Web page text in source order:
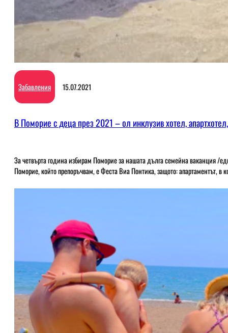
Забавления 15.07.2021
В Поморие с деца през 2021 – ол инклузив хотел,
За четвърта година избирам Поморие за нашата дълга семейна ваканция /
Поморие, който препоръчвам, е Феста Виа Понтика, защото: апартаментът,